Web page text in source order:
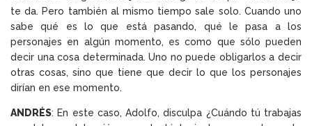
te da. Pero también al mismo tiempo sale solo. Cuando uno
sabe qué es lo que está pasando, qué le pasa a los
personajes en algún momento, es como que sólo pueden
decir una cosa determinada. Uno no puede obligarlos a decir
otras cosas, sino que tiene que decir lo que los personajes
dirían en ese momento.
ANDRÉS: En este caso, Adolfo, disculpa ¿Cuándo tú trabajas